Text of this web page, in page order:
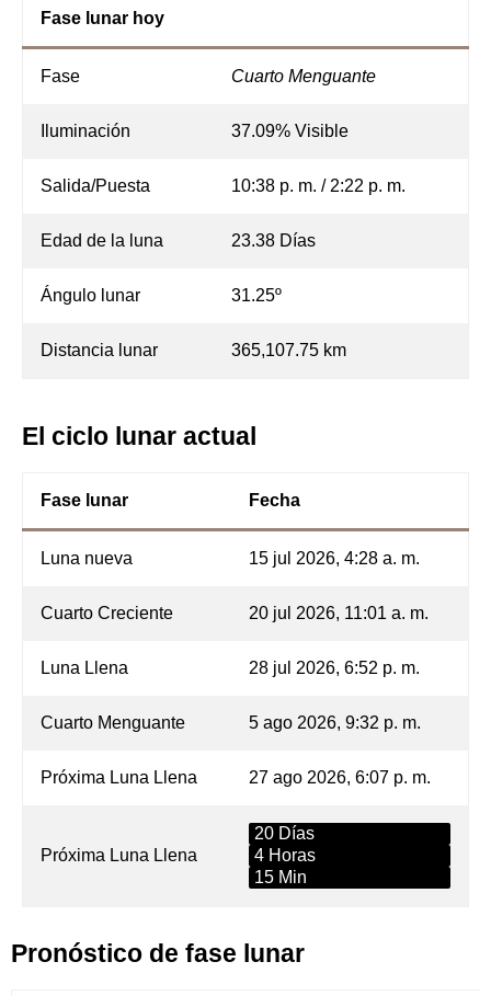
Fase lunar hoy
Fase Cuarto Menguante
Iluminación 37.09% Visible
Salida/Puesta 10:38 p. m. / 2:22 p. m.
Edad de la luna 23.38 Días
Ángulo lunar 31.25º
Distancia lunar 365,107.75 km
El ciclo lunar actual
Fase lunar Fecha
Luna nueva 15 jul 2026, 4:28 a. m.
Cuarto Creciente 20 jul 2026, 11:01 a. m.
Luna Llena 28 jul 2026, 6:52 p. m.
Cuarto Menguante 5 ago 2026, 9:32 p. m.
Próxima Luna Llena 27 ago 2026, 6:07 p. m.
Próxima Luna Llena
20 Días
4 Horas
15 Min
Pronóstico de fase lunar